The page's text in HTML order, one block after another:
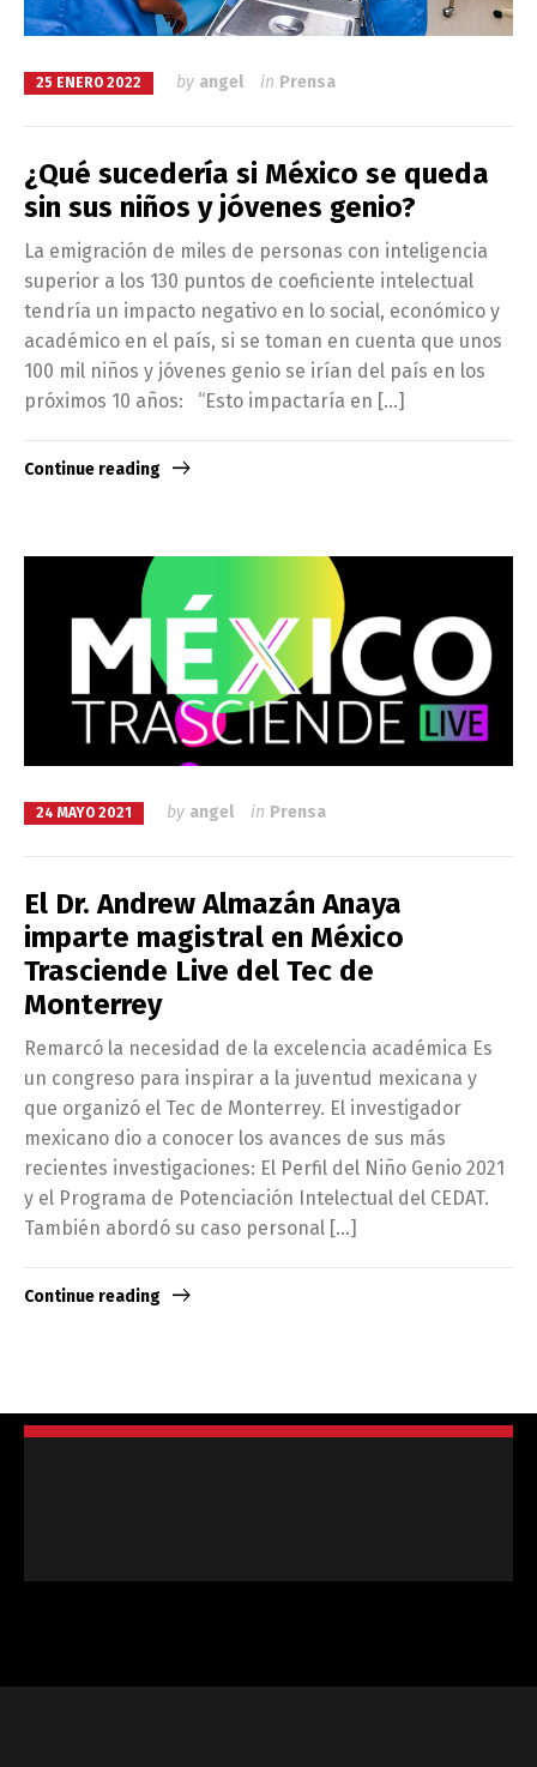
25 ENERO 2022 by angel in Prensa
¿Qué sucedería si México se queda
sin sus niños y jóvenes genio?
La emigración de miles de personas con inteligencia
superior a los 130 puntos de coeficiente intelectual
tendría un impacto negativo en lo social, económico y
académico en el país, si se toman en cuenta que unos
100 mil niños y jóvenes genio se irían del país en los
próximos 10 años: “Esto impactaría en […]
Continue reading
24 MAYO 2021 by angel in Prensa
El Dr. Andrew Almazán Anaya
imparte magistral en México
Trasciende Live del Tec de
Monterrey
Remarcó la necesidad de la excelencia académica Es
un congreso para inspirar a la juventud mexicana y
que organizó el Tec de Monterrey. El investigador
mexicano dio a conocer los avances de sus más
recientes investigaciones: El Perfil del Niño Genio 2021
y el Programa de Potenciación Intelectual del CEDAT.
También abordó su caso personal […]
Continue reading